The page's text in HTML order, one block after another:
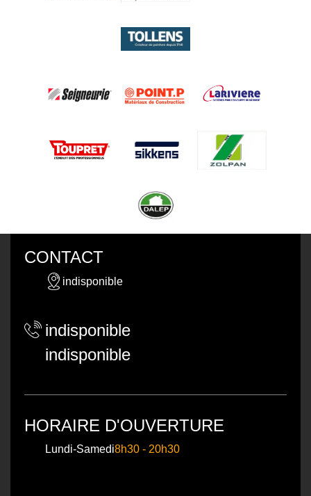
CONTACT
indisponible
indisponible
indisponible
HORAIRE D'OUVERTURE
Lundi-Samedi8h30 - 20h30